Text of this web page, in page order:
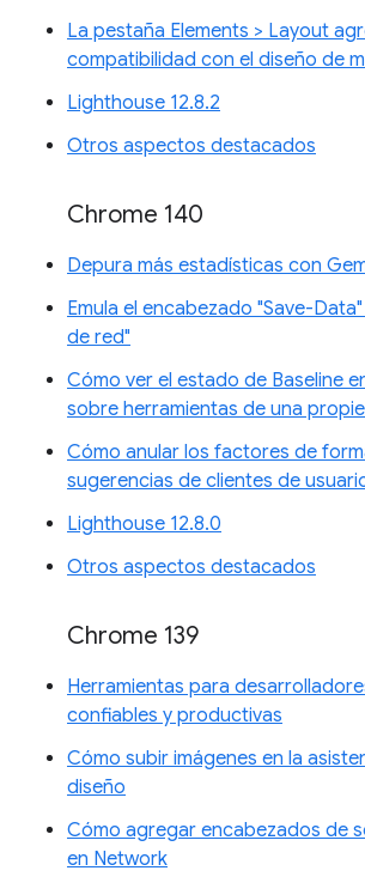
La pestaña Elements > Layout
compatibilidad con el diseño de
Lighthouse 12.8.2
Otros aspectos destacados
Chrome 140
Depura más estadísticas con
Emula el encabezado "Save-
de red"
Cómo ver el estado de Baseline
sobre herramientas de una
Cómo anular los factores de
sugerencias de clientes de
Lighthouse 12.8.0
Otros aspectos destacados
Chrome 139
Herramientas para
confiables y productivas
Cómo subir imágenes en la
diseño
Cómo agregar encabezados de
en Network